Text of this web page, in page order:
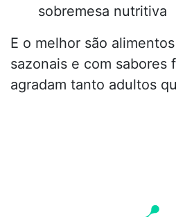
sobremesa nutritiva
E o melhor são
sazonais e com sabores
agradam tanto adultos